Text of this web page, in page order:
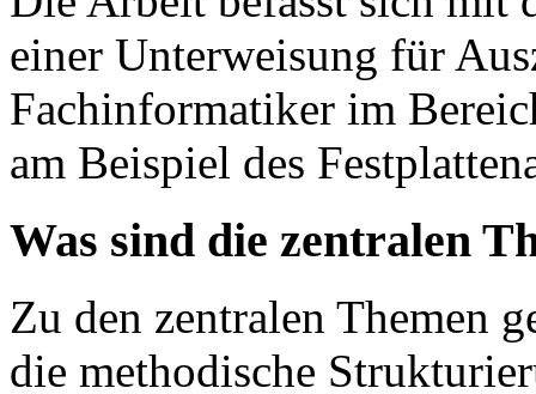
einer Unterweisung für
Fachinformatiker im
am Beispiel des
Was sind die zentralen
Zu den zentralen Themen
die methodische